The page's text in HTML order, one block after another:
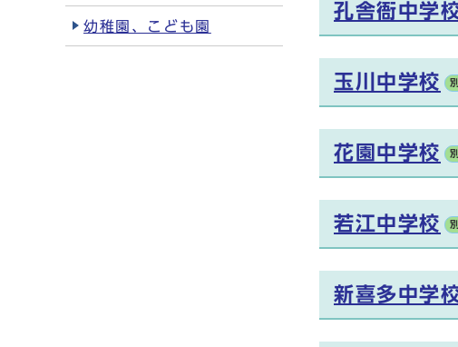
孔舎衙中学
玉川中学校
花園中学校
若江中学校
新喜多中学
幼稚園、こども園